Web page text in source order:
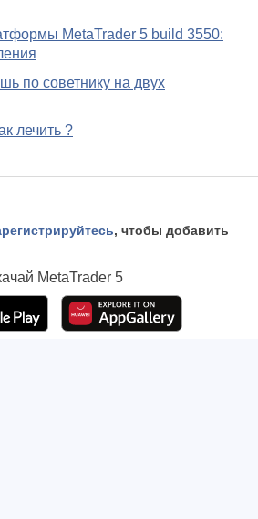
MetaTrader 5 build 3550:
по советнику на двух
лечить ?
, чтобы добавить
MetaTrader 5